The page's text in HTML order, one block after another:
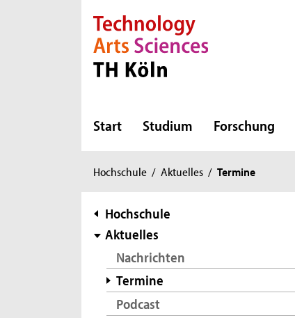
Direkt zur Hauptnavigation
Direkt zur Subnavigation
Direkt zum Inhalt
Direkt zum Fußbereich
Start Studium Forschung
Sie
hier:
Hochschule / Aktuelles / Termine
Subnavigation
Hochschule
Aktuelles
Nachrichten
Termine
Podcast